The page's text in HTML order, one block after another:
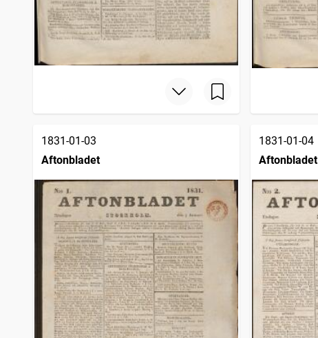
1831-01-03
Aftonbladet
1831-01-04
Aftonbladet